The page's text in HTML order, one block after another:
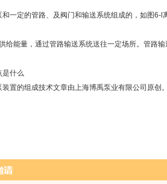
一定的管路、及阀门和输送系统组成的，如图6-l
给能量，通过管路输送系统送往一定场所。管路输
是什么
置的组成技术文章由上海博禹泵业有限公司原创。